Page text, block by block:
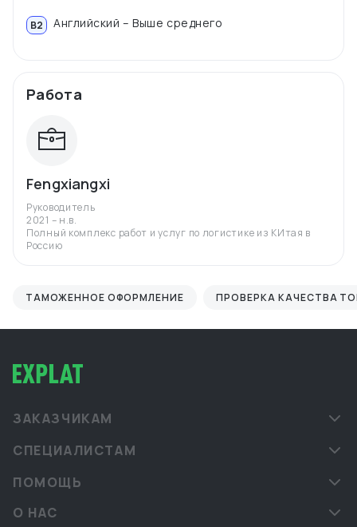
B2 Английский – Выше среднего
Работа
Fengxiangxi
Руководитель
2021 – н.в.
Полный комплекс работ и услуг по логистике из КИтая в
Россию
ТАМОЖЕННОЕ ОФОРМЛЕНИЕ ПРОВЕРКА КАЧЕСТВА
ЗАКАЗЧИКАМ
СПЕЦИАЛИСТАМ
ПОМОЩЬ
О НАС